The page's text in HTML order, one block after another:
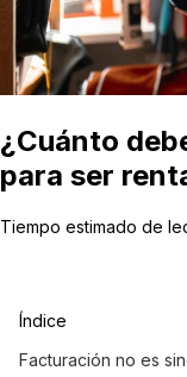
¿Cuánto
para ser
Tiempo estimado de
Índice
Facturación no es